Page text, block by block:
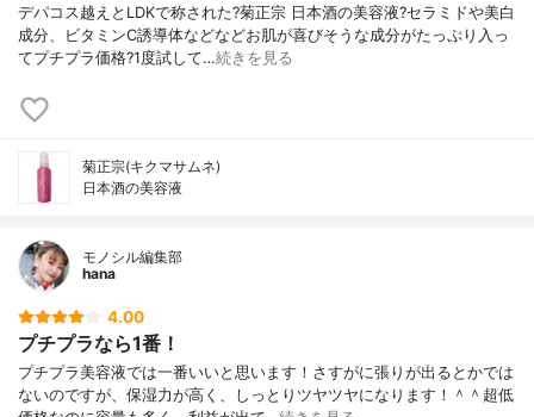
デパコス越えとLDKで称された?菊正宗 日本酒の美容液?セラミドや美白
成分、ビタミンC誘導体などなどお肌が喜びそうな成分がたっぷり入っ
てプチプラ価格?1度試して…続きを見る
菊正宗(キクマサムネ)
日本酒の美容液
モノシル編集部
hana
4.00
プチプラなら1番！
プチプラ美容液では一番いいと思います！さすがに張りが出るとかでは
ないのですが、保湿力が高く、しっとりツヤツヤになります！＾＾超低